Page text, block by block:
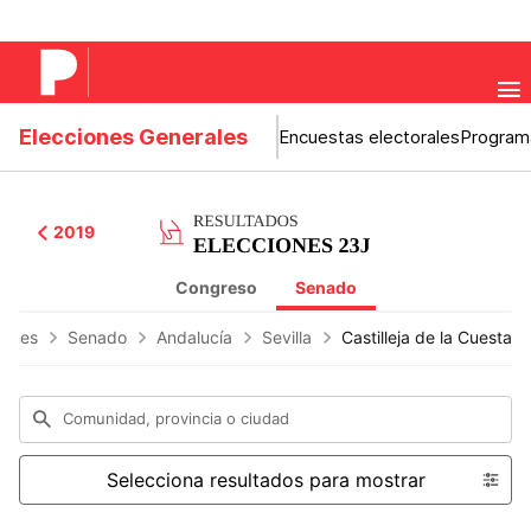
Elecciones Generales Encuestas electorales
2019
Congreso Senado
Senado Andalucía Sevilla Castilleja de la Cuesta
Comunidad, provincia o ciudad
Selecciona resultados para mostrar